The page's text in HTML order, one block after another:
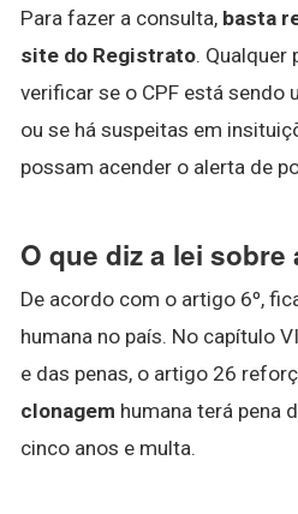
Para fazer a consulta, basta
site do Registrato. Qualquer
verificar se o CPF está sendo
ou se há suspeitas em
possam acender o alerta de
O que diz a lei sobre
De acordo com o artigo 6º,
humana no país. No capítulo
e das penas, o artigo 26
clonagem humana terá pena
cinco anos e multa.